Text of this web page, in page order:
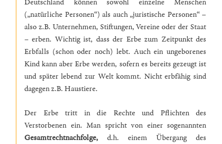
(„natürliche Personen“) als auch „juristische Personen“ –
also z.B. Unternehmen, Stiftungen, Vereine oder der Staat
– erben. Wichtig ist, dass der Erbe zum Zeitpunkt des
Erbfalls (schon oder noch) lebt. Auch ein ungeborenes
Kind kann aber Erbe werden, sofern es bereits gezeugt ist
und später lebend zur Welt kommt. Nicht erbfähig sind
dagegen z.B. Haustiere.
Der Erbe tritt in die Rechte und Pflichten des
Verstorbenen ein. Man spricht von einer sogenannten
Gesamtrechtnachfolge, d.h. einem Übergang des